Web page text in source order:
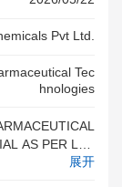
Pvt Ltd.
Tec
Hnologies
AS PER LAB
THE DRUM D
展开